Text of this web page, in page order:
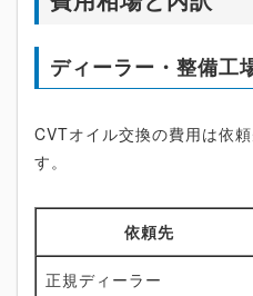
ディーラー・整備工
CVTオイル交換の費用は依
す。
依頼先
正規ディーラー